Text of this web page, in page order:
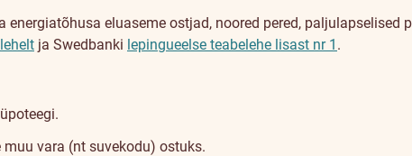
eluaseme ostjad, noored pered, paljulapselised
ja Swedbanki lepingueelse teabelehe lisast nr 1 .
vara (nt suvekodu) ostuks.